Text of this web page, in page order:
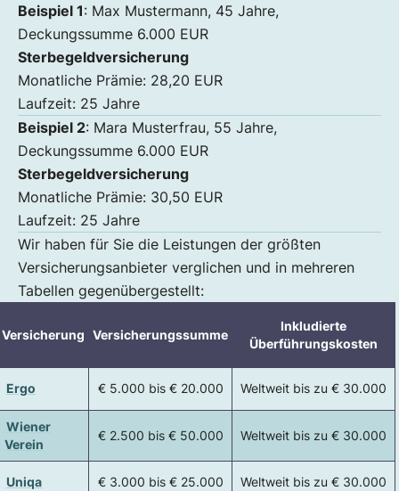
Beispiel 1: Max Mustermann, 45 Jahre,
Deckungssumme 6.000 EUR
Sterbegeldversicherung
Monatliche Prämie: 28,20 EUR
Laufzeit: 25 Jahre
Beispiel 2: Mara Musterfrau, 55 Jahre,
Deckungssumme 6.000 EUR
Sterbegeldversicherung
Monatliche Prämie: 30,50 EUR
Laufzeit: 25 Jahre
Wir haben für Sie die Leistungen der größten
Versicherungsanbieter verglichen und in mehreren
Tabellen gegenübergestellt:
Versicherung Versicherungssumme
Inkludierte
Überführungskosten
Ergo € 5.000 bis € 20.000 Weltweit bis zu € 30.000
Wiener
Verein
€ 2.500 bis € 50.000 Weltweit bis zu € 30.000
Uniqa € 3.000 bis € 25.000 Weltweit bis zu € 30.000